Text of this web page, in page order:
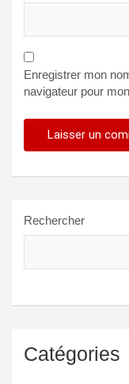
Enregistrer mon
navigateur pour
Rechercher
Catégories